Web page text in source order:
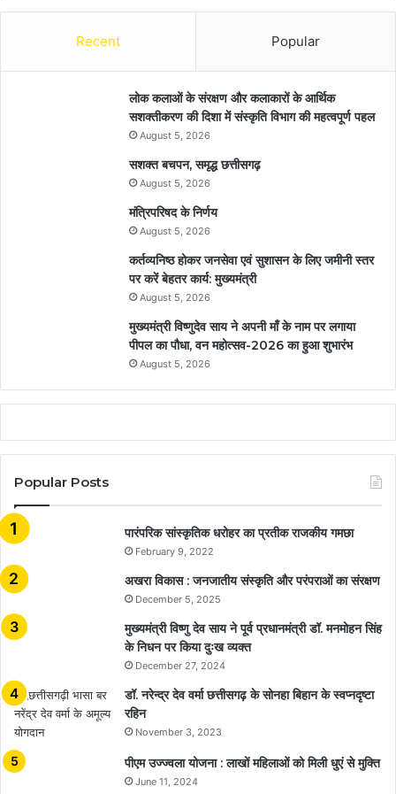
Recent Popular
लोक कलाओं के संरक्षण और कलाकारों के आर्थिक
सशक्तीकरण की दिशा में संस्कृति विभाग की महत्वपूर्ण पहल
August 5, 2026
सशक्त बचपन, समृद्ध छत्तीसगढ़
August 5, 2026
मंत्रिपरिषद के निर्णय
August 5, 2026
कर्तव्यनिष्ठ होकर जनसेवा एवं सुशासन के लिए जमीनी स्तर
पर करें बेहतर कार्य: मुख्यमंत्री
August 5, 2026
मुख्यमंत्री विष्णुदेव साय ने अपनी माँ के नाम पर लगाया
पीपल का पौधा, वन महोत्सव-2026 का हुआ शुभारंभ
August 5, 2026
Popular Posts
​​​​​​​पारंपरिक सांस्कृतिक धरोहर का प्रतीक राजकीय गमछा
February 9, 2022
अखरा विकास : जनजातीय संस्कृति और परंपराओं का संरक्षण
December 5, 2025
मुख्यमंत्री विष्णु देव साय ने पूर्व प्रधानमंत्री डॉ. मनमोहन सिंह
के निधन पर किया दुःख व्यक्त
December 27, 2024
डॉ. नरेन्द्र देव वर्मा छत्तीसगढ़ के सोनहा बिहान के स्वप्नदृष्टा
रहिन
November 3, 2023
पीएम उज्ज्वला योजना : लाखों महिलाओं को मिली धुएं से मुक्ति
June 11, 2024